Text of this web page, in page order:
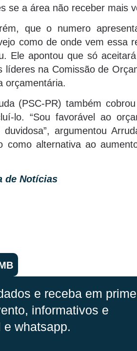
se a área não receber mais
que o numero
como de onde vem essa
Ele apontou que só
líderes na Comissão de
orçamentária.
(PSC-PR) também
lo. “Sou favorável ao
argumentou
como alternativa ao
de Notícias
e receba em
informativos e
whatsapp.